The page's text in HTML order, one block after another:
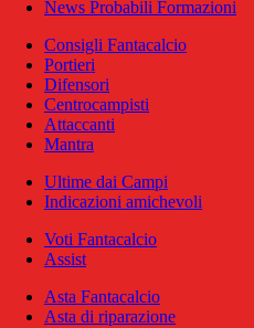
News Probabili Formazioni
Consigli Fantacalcio
Portieri
Difensori
Centrocampisti
Attaccanti
Mantra
Ultime dai Campi
Indicazioni amichevoli
Voti Fantacalcio
Assist
Asta Fantacalcio
Asta di riparazione